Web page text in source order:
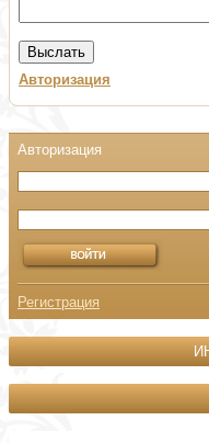
Авторизация
Регистрация